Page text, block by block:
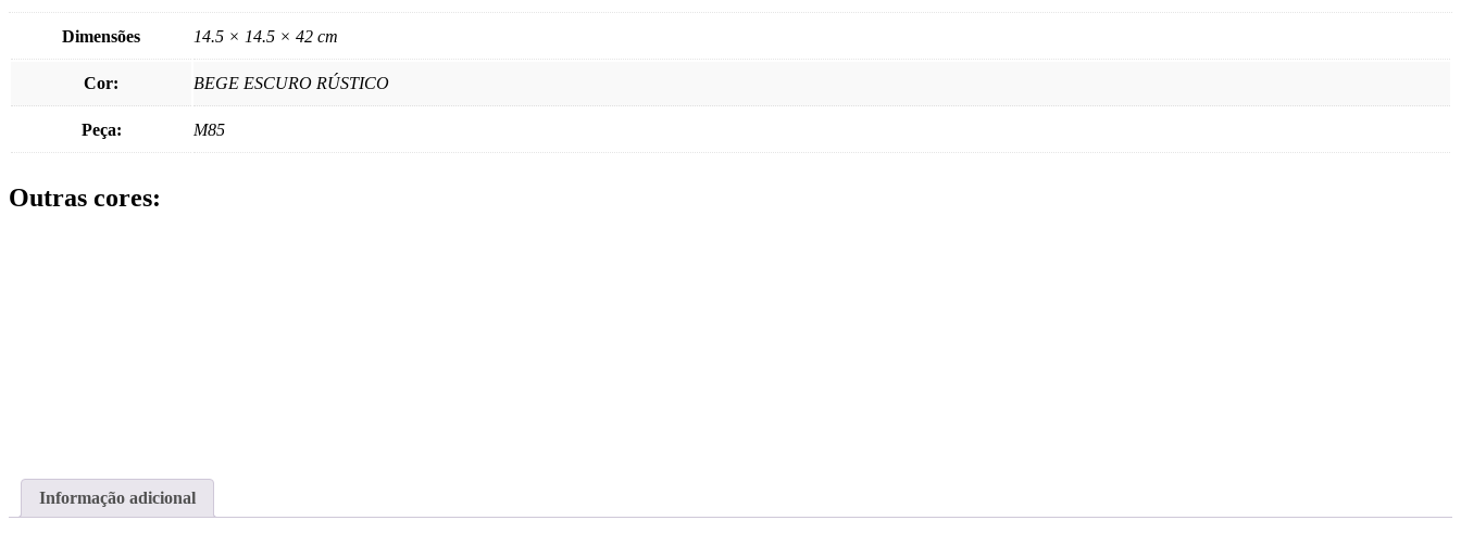
Dimensões 14.5 × 14.5 × 42 cm
Cor: BEGE ESCURO RÚSTICO
Peça: M85
Outras cores:
Informação adicional